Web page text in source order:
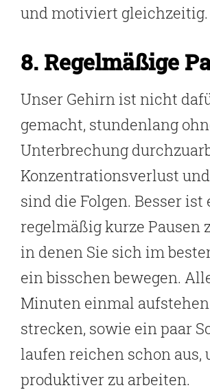
und motiviert gleichzeitig.
8. Regelmäßige
Unser Gehirn ist nicht
gemacht, stundenlang
Unterbrechung
Konzentrationsverlust
sind die Folgen. Besser ist
regelmäßig kurze Pausen
in denen Sie sich im
ein bisschen bewegen.
Minuten einmal
strecken, sowie ein paar
laufen reichen schon aus,
produktiver zu arbeiten.